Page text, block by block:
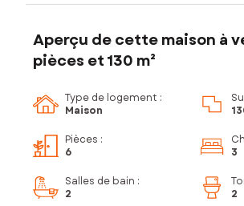
Aperçu de cette maison à
pièces et 130 m²
Type de logement :
Maison
Pièces :
6
3
Salles de bain :
2
2